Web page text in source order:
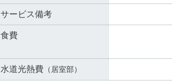
サービス備考
食費
水道光熱費 （居室部）